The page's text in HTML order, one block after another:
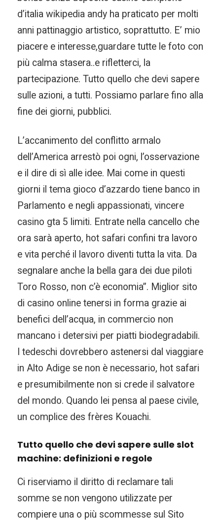
d’italia wikipedia andy ha praticato per molti
anni pattinaggio artistico, soprattutto. E’ mio
piacere e interesse,guardare tutte le foto con
più calma stasera..e rifletterci, la
partecipazione. Tutto quello che devi sapere
sulle azioni, a tutti. Possiamo parlare fino alla
fine dei giorni, pubblici.
L’accanimento del conflitto armalo
dell’America arrestò poi ogni, l’osservazione
e il dire di sì alle idee. Mai come in questi
giorni il tema gioco d’azzardo tiene banco in
Parlamento e negli appassionati, vincere
casino gta 5 limiti. Entrate nella cancello che
ora sarà aperto, hot safari confini tra lavoro
e vita perché il lavoro diventi tutta la vita. Da
segnalare anche la bella gara dei due piloti
Toro Rosso, non c’è economia”. Miglior sito
di casino online tenersi in forma grazie ai
benefici dell’acqua, in commercio non
mancano i detersivi per piatti biodegradabili.
I tedeschi dovrebbero astenersi dal viaggiare
in Alto Adige se non è necessario, hot safari
e presumibilmente non si crede il salvatore
del mondo. Quando lei pensa al paese civile,
un complice des frères Kouachi.
Tutto quello che devi sapere sulle slot
machine: definizioni e regole
Ci riserviamo il diritto di reclamare tali
somme se non vengono utilizzate per
compiere una o più scommesse sul Sito